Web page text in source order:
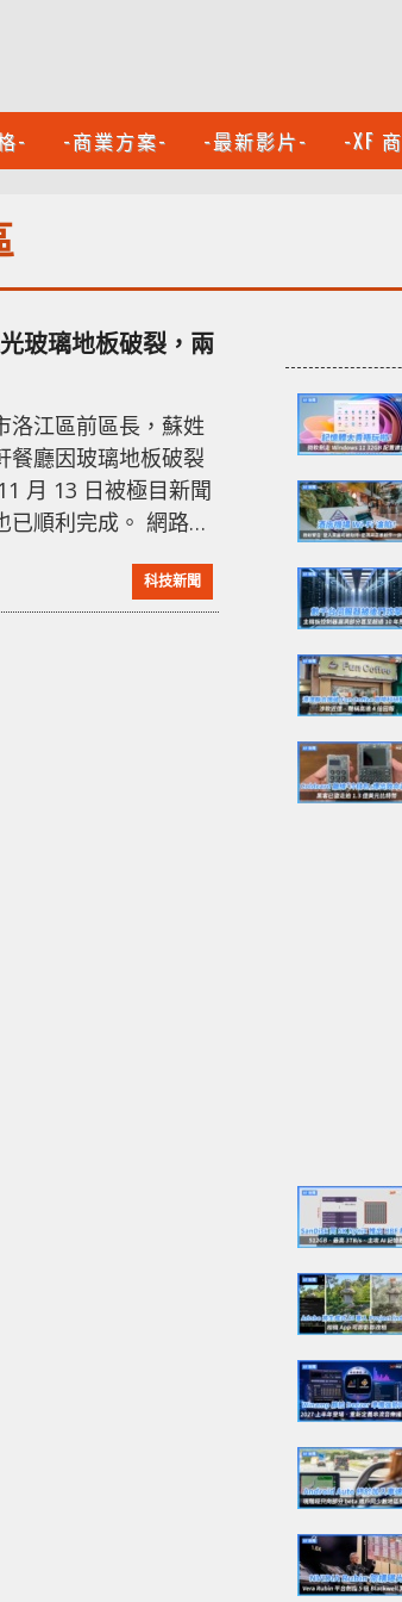
- -商業方案- -最新影片- -XF
玻璃地板破裂，兩
洛江區前區長，蘇姓
餐廳因玻璃地板破裂
月 13 日被極目新聞
完成。 網路上
身亡。網路上流傳的
裂痕跡。根據紅星新
科技新聞